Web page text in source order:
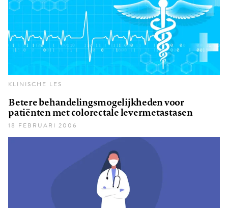
KLINISCHE LES
Betere behandelingsmogelijkheden voor
patiënten met colorectale levermetastasen
18 FEBRUARI 2006